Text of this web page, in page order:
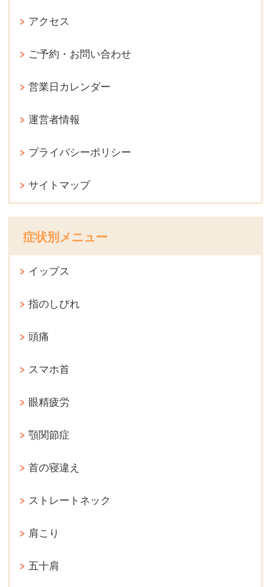
アクセス
ご予約・お問い合わせ
営業日カレンダー
運営者情報
プライバシーポリシー
サイトマップ
症状別メニュー
イップス
指のしびれ
頭痛
スマホ首
眼精疲労
顎関節症
首の寝違え
ストレートネック
肩こり
五十肩